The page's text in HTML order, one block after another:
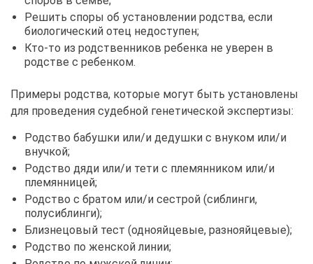
Решить споры об установлении родства, если
биологический отец недоступен;
Кто-то из родственников ребенка не уверен в
родстве с ребенком.
Примеры родства, которые могут быть установлены
для проведения судебной генетической экспертизы:
Родство бабушки или/и дедушки с внуком или/и
внучкой;
Родство дяди или/и тети с племянником или/и
племянницей;
Родство с братом или/и сестрой (сиблинги,
полусиблинги);
Близнецовый тест (однояйцевые, разнояйцевые);
Родство по женской линии;